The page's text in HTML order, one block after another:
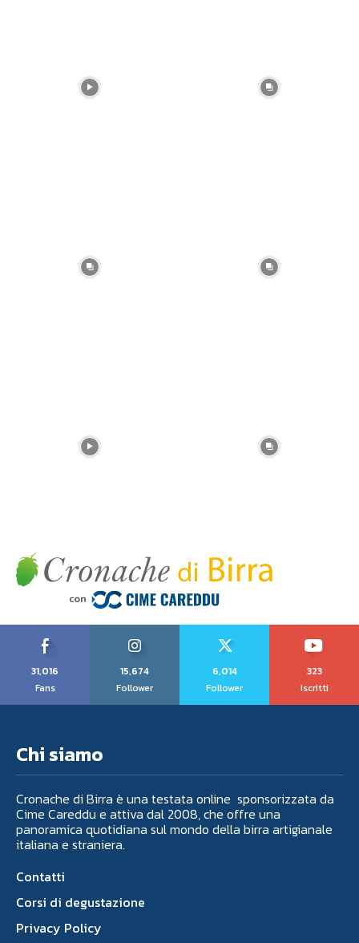
31,016
Fans
15,674
Follower
6,014
Follower
323
Iscritti
Chi siamo
Cronache di Birra è una testata online sponsorizzata da
Cime Careddu e attiva dal 2008, che offre una
panoramica quotidiana sul mondo della birra artigianale
italiana e straniera.
Contatti
Corsi di degustazione
Privacy Policy